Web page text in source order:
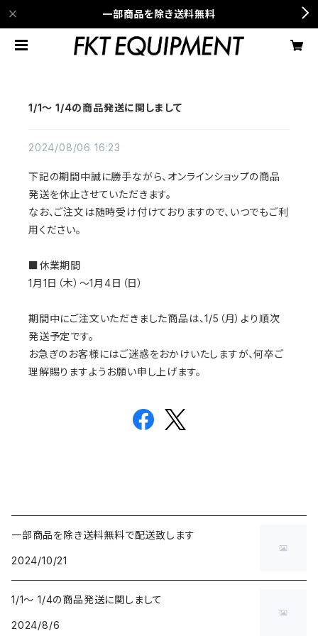
一部商品を除き送料無料
1/1〜 1/4の商品発送に関しまして
2024/08/06 16:23
下記の期間中誠に勝手ながら、オンラインショップの商品
発送を休止させていただきます。
なお、ご注文は随時受け付けておりますので、いつでもご利
用ください。
■休業期間
1月1日（木）〜1月4日（日）
期間中にご注文いただきました商品は、1/5（月）より順次
発送予定です。
お急ぎのお客様にはご迷惑をおかけいたしますが、何卒ご
理解賜りますようお願い申し上げます。
一部商品を除き送料無料で配送致します
2024/10/21
1/1〜 1/4の商品発送に関しまして
2024/8/6